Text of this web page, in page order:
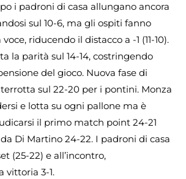
i padroni di casa allungano ancora
sul 10-6, ma gli ospiti fanno
riducendo il distacco a -1 (11-10).
la parità sul 14-14, costringendo
del gioco. Nuova fase di
sul 22-20 per i pontini. Monza
e lotta su ogni pallone ma è
il primo match point 24-21
Di Martino 24-22. I padroni di casa
(25-22) e all’incontro,
vittoria 3-1.